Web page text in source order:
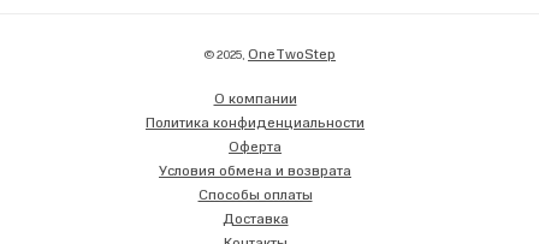
© 2025, OneTwoStep
О компании
Политика конфиденциальности
Оферта
Условия обмена и возврата
Способы оплаты
Доставка